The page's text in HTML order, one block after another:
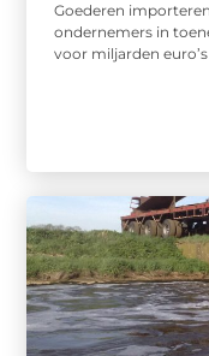
Goederen
ondernemers in
voor miljarden euro’s